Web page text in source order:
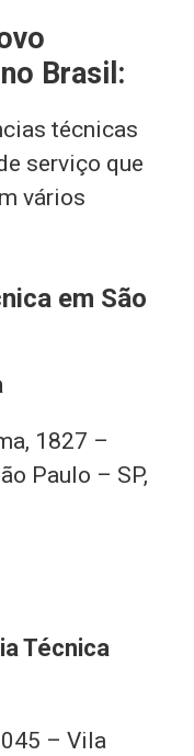
Brasil:
técnicas
serviço que
vários
em São
1827 –
Paulo – SP,
Técnica
– Vila